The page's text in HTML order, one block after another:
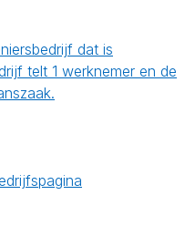
dat is
telt 1 werknemer en de